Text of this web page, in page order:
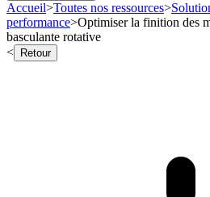
Accueil>Toutes nos ressources>
performance>Optimiser la finition des
basculante rotative
<
Retour